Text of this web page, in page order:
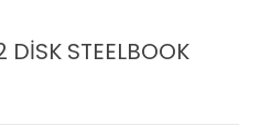
STEELBOOK